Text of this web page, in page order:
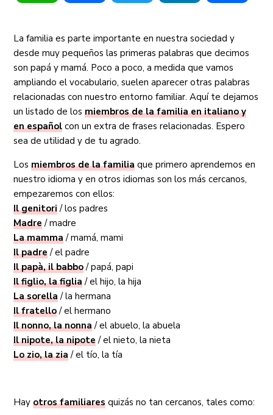
La familia es parte importante en nuestra sociedad y
desde muy pequeños las primeras palabras que decimos
son papá y mamá. Poco a poco, a medida que vamos
ampliando el vocabulario, suelen aparecer otras palabras
relacionadas con nuestro entorno familiar. Aquí te dejamos
un listado de losmiembros de la familia en italiano y
en español con un extra de frases relacionadas. Espero
sea de utilidad y de tu agrado.
Losmiembros de la familia que primero aprendemos en
nuestro idioma y en otros idiomas son los más cercanos,
empezaremos con ellos:
Il genitori/ los padres
Madre/ madre
La mamma/ mamá, mami
Il padre/ el padre
Il papà, il babbo/ papá, papi
Il figlio, la figlia/ el hijo, la hija
La sorella/ la hermana
Il fratello/ el hermano
Il nonno, la nonna/ el abuelo, la abuela
Il nipote, la nipote/ el nieto, la nieta
Lo zio, la zia/ el tío, la tía
Hayotros familiares quizás no tan cercanos, tales como: